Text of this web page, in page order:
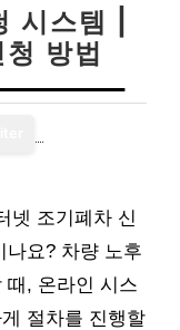
시스템 |
방법
넷 조기폐차 신
나요? 차량 노후
때, 온라인 시스
절차를 진행할